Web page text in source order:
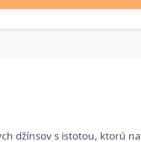
džínsov s istotou, ktorú na